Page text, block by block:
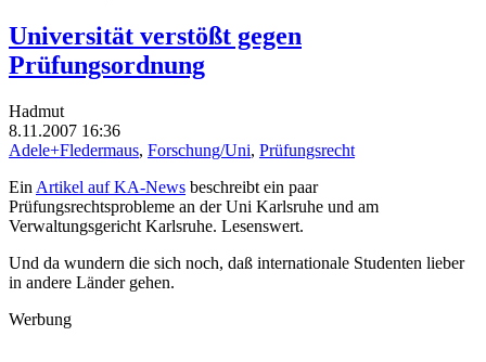
Universität verstößt gegen
Prüfungsordnung
Hadmut
8.11.2007 16:36
Adele+Fledermaus, Forschung/Uni, Prüfungsrecht
Ein Artikel auf KA-News beschreibt ein paar
Prüfungsrechtsprobleme an der Uni Karlsruhe und am
Verwaltungsgericht Karlsruhe. Lesenswert.
Und da wundern die sich noch, daß internationale Studenten lieber
in andere Länder gehen.
Werbung